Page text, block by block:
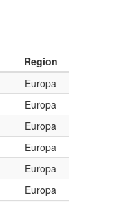
Region
Europa
Europa
Europa
Europa
Europa
Europa